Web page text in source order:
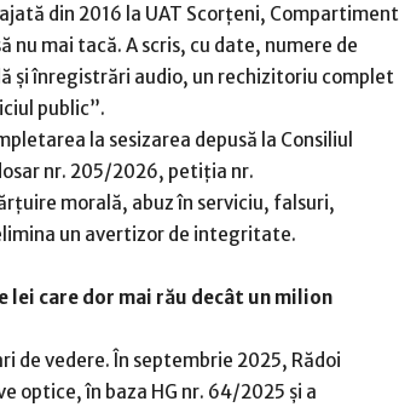
din 2016 la UAT Scorțeni, Compartiment
nu mai tacă. A scris, cu date, numere de
și înregistrări audio, un rechizitoriu complet
public”.
la sesizarea depusă la Consiliul
nr. 205/2026, petiția nr.
morală, abuz în serviciu, falsuri,
un avertizor de integritate.
care dor mai rău decât un milion
de vedere. În septembrie 2025, Rădoi
optice, în baza HG nr. 64/2025 și a